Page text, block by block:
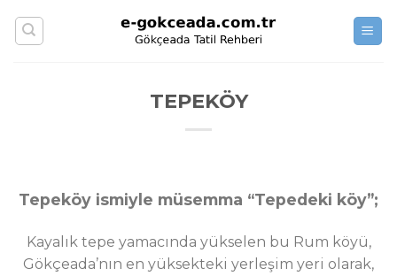
TEPEKÖY
Tepeköy ismiyle müsemma “Tepedeki köy”;
Kayalık tepe yamacında yükselen bu Rum köyü,
Gökçeada’nın en yüksekteki yerleşim yeri olarak,